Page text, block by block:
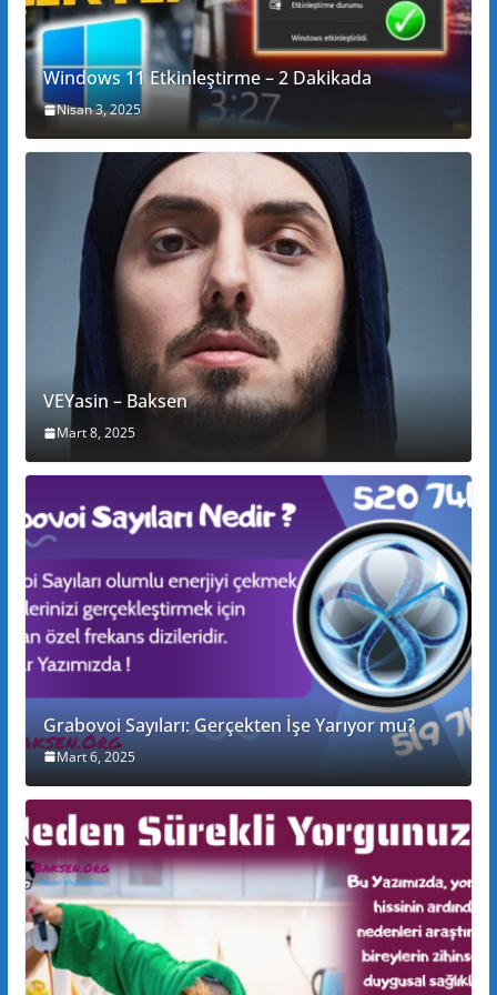
Windows 11 Etkinleştirme – 2 Dakikada
Nisan 3, 2025
VEYasin – Baksen
Mart 8, 2025
Grabovoi Sayıları: Gerçekten İşe Yarıyor mu?
Mart 6, 2025